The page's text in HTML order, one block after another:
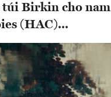
túi Birkin cho nam
(HAC)...